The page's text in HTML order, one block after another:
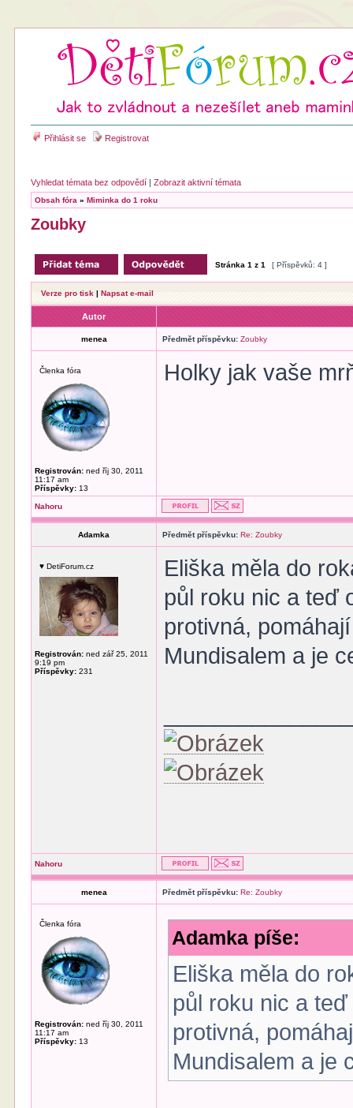
Přihlásit se Registrovat
Vyhledat témata bez odpovědí |Zobrazit aktivní témata
Obsah fóra »Miminka do 1 roku
Zoubky
Stránka1 z1 [ Příspěvků: 4 ]
Verze pro tisk |Napsat e-mail
Autor
menea Předmět příspěvku: Zoubky
Členka fóra
Registrován: ned říj 30, 2011
11:17 am
Příspěvky: 13
Holky jak vaše
Nahoru
Adamka Předmět příspěvku: Re: Zoubky
♥ DetiForum.cz
Registrován: ned zář 25, 2011
9:19 pm
Příspěvky: 231
Eliška měla do
půl roku nic a teď
protivná,
Mundisalem a je
Nahoru
menea Předmět příspěvku: Re: Zoubky
Členka fóra
Registrován: ned říj 30, 2011
11:17 am
Příspěvky: 13
Adamka píše:
Eliška měla do
půl roku nic a
protivná,
Mundisalem a je